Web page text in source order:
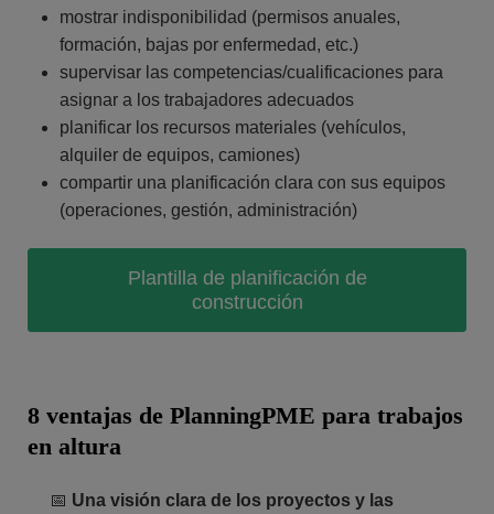
mostrar indisponibilidad (permisos anuales,
formación, bajas por enfermedad, etc.)
supervisar las competencias/cualificaciones para
asignar a los trabajadores adecuados
planificar los recursos materiales (vehículos,
alquiler de equipos, camiones)
compartir una planificación clara con sus equipos
(operaciones, gestión, administración)
Plantilla de planificación de
construcción
8 ventajas de PlanningPME para trabajos
en altura
📅 Una visión clara de los proyectos y las